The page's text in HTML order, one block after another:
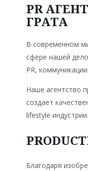
PR
ГРАТА
В современном
сфере нашей
PR,
Наше агентство
создает
lifestyle индустрии.
Благодаря